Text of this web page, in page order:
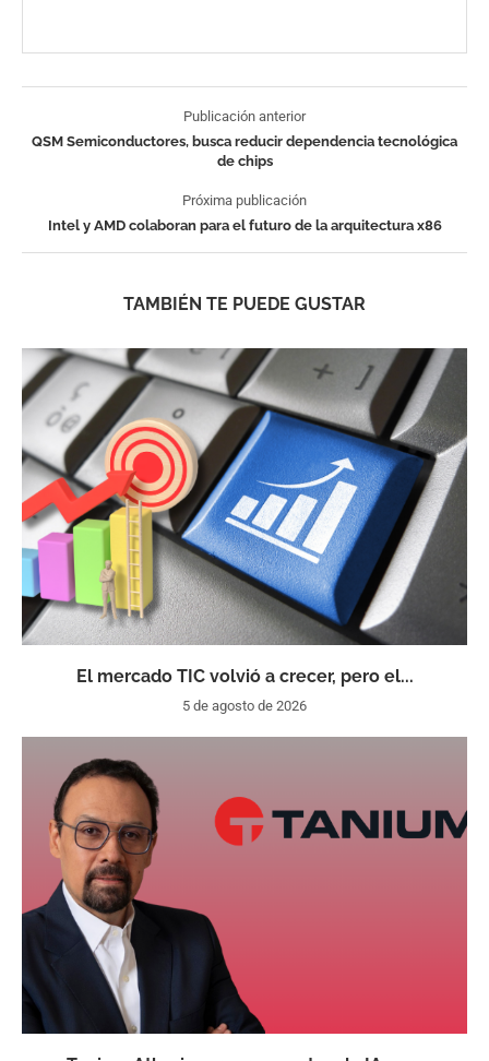
Publicación anterior
QSM Semiconductores, busca reducir dependencia tecnológica
de chips
Próxima publicación
Intel y AMD colaboran para el futuro de la arquitectura x86
TAMBIÉN TE PUEDE GUSTAR
El mercado TIC volvió a crecer, pero el...
5 de agosto de 2026